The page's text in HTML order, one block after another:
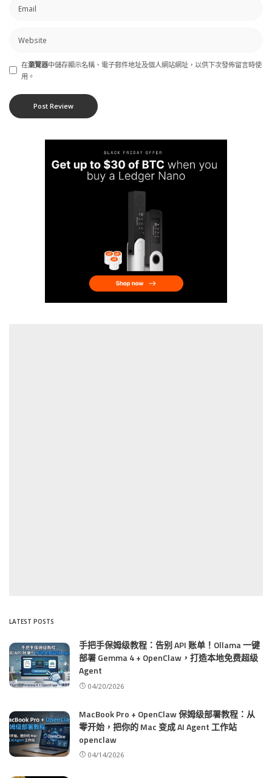
在瀏覽器中儲存顯示名稱、電子郵件地址及個人網站網址，以供下次發佈留言時使
用。
LATEST POSTS
手把手保姆级教程：告别 API 账单！Ollama 一键
部署 Gemma 4 + OpenClaw，打造本地免费超级
Agent
04/20/2026
MacBook Pro + OpenClaw 保姆级部署教程：从
零开始，把你的 Mac 变成 AI Agent 工作站
openclaw
04/14/2026